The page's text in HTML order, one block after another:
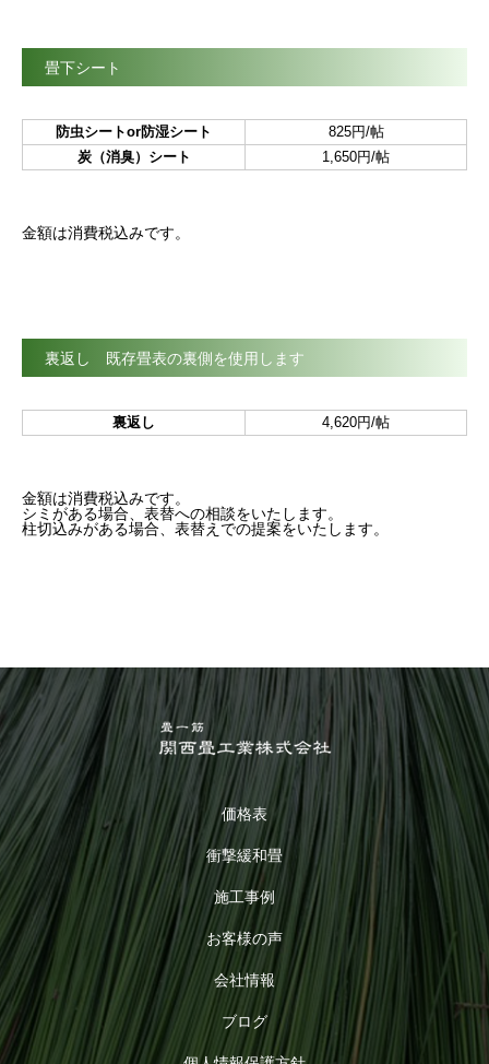
畳下シート
防虫シートor防湿シート
825円/帖
炭（消臭）シート
1,650円/帖
金額は消費税込みです。
裏返し 既存畳表の裏側を使用します
裏返し 4,620円/帖
金額は消費税込みです。
シミがある場合、表替への相談をいたします。
柱切込みがある場合、表替えでの提案をいたします。
価格表
衝撃緩和畳
施工事例
お客様の声
会社情報
ブログ